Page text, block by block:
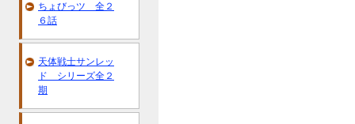
ちょびっツ 全２
６話
天体戦士サンレッ
ド シリーズ全２
期